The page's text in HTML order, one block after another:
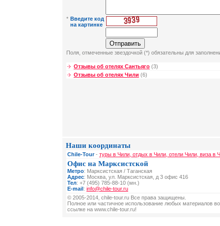
* Введите код
на картинке
Поля, отмеченные звездочкой (*) обязательны для
Отзывы об отелях Сантьяго (3)
Отзывы об отелях Чили (6)
Наши координаты
Chile-Tour- туры в Чили, отдых в Чили, отели Чили, виза в
Офис на Марксистской
Метро: Марксистская / Таганская
Адрес: Москва, ул. Марксистская, д 3 офис 416
Тел: +7 (495) 785-88-10 (мн.)
E-mail: info@chile-tour.ru
© 2005-2014, chile-tour.ru Все права защищены.
Полное или частичное использование любых материалов
ссылке на www.chile-tour.ru!